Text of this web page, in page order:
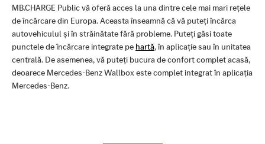
MB.CHARGE Public vă oferă acces la una dintre cele mai mari rețele
de încărcare din Europa. Aceasta înseamnă că vă puteți încărca
autovehiculul și în străinătate fără probleme. Puteți găsi toate
punctele de încărcare integrate pe hartă, în aplicație sau în unitatea
centrală. De asemenea, vă puteți bucura de confort complet acasă,
deoarece Mercedes-Benz Wallbox este complet integrat în aplicația
Mercedes-Benz.